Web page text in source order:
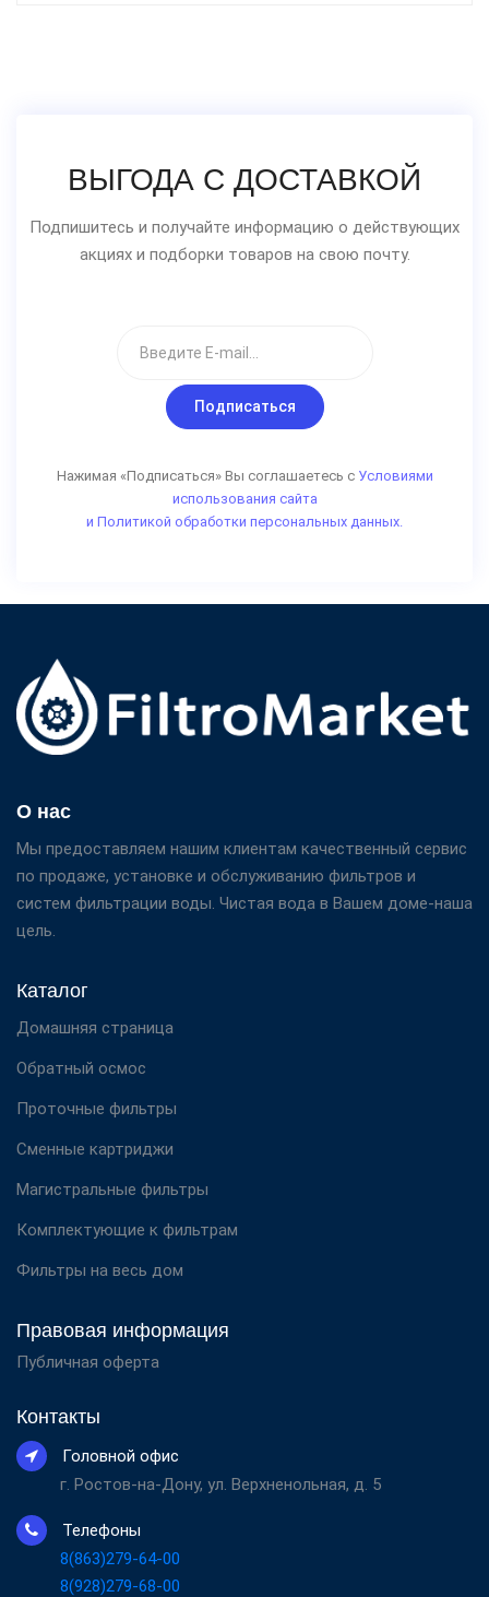
ВЫГОДА С ДОСТАВКОЙ
Подпишитесь и получайте информацию о действующих
акциях и подборки товаров на свою почту.
Подписаться
Нажимая «Подписаться» Вы соглашаетесь с Условиями
использования сайта
и Политикой обработки персональных данных.
О нас
Мы предоставляем нашим клиентам качественный сервис
по продаже, установке и обслуживанию фильтров и
систем фильтрации воды. Чистая вода в Вашем доме-наша
цель.
Каталог
Домашняя страница
Обратный осмос
Проточные фильтры
Сменные картриджи
Магистральные фильтры
Комплектующие к фильтрам
Фильтры на весь дом
Правовая информация
Публичная оферта
Контакты
Головной офис
г. Ростов-на-Дону, ул. Верхненольная, д. 5
Телефоны
8(863)279-64-00
8(928)279-68-00